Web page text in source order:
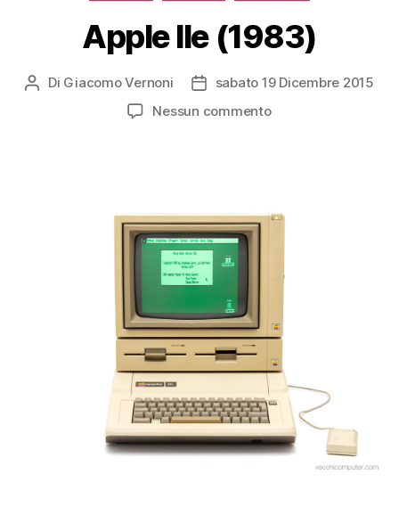
Apple IIe (1983)
Autore
Di Giacomo Vernoni
Datasabato 19 Dicembre 2015
Nessun commentosu